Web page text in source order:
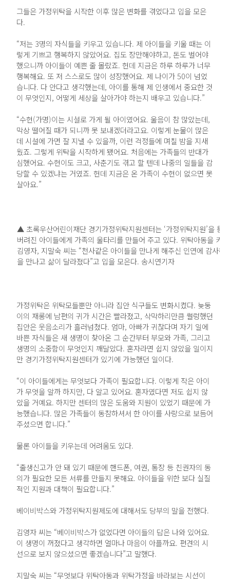
그들은 가정위탁을 시작한 이후 많은 변화를 겪었다고 입을 모은
다.
“저는 3명의 자식들을 키우고 있습니다. 제 아이들을 키울 때는 이
렇게 기쁘고 행복하지 않았어요. 집도 장만해야하고, 돈도 벌어야
했으니까 아이들이 예쁜 줄 몰랐죠. 헌데 지금은 하루 하루가 너무
행복해요. 또 저 스스로도 많이 성장했어요. 제 나이가 50이 넘었
습니다. 다 안다고 생각했는데, 아이를 통해 제 인생에서 중요한 것
이 무엇인지, 어떻게 세상을 살아가야 하는지 배우고 있습니다.”
“수현(가명)이는 시설로 가게 될 아이였어요. 울음이 참 많았는데,
막상 떨어질 때가 되니까 못 보내겠더라고요. 이렇게 눈물이 많은
데 시설에 가면 잘 지낼 수 있을까, 이런 걱정들에 며칠 밤을 지새
웠죠. 그렇게 위탁을 시작하게 됐어요. 처음에는 가족들의 반대가
심했어요. 수현이도 크고, 사춘기도 겪고 할 텐데 나중의 일들을 감
당할 수 있겠냐는 거였죠. 헌데 지금은 온 가족이 수현이 없으면 못
살아요.”
▲ 초록우산어린이재단 경기가정위탁지원센터는 ‘가정위탁지원’을 통
버려진 아이들에게 가족의 울타리를 만들어 주고 있다. 위탁아동을 키
김영자, 지말숙 씨는 “천사같은 아이들을 만나게 해주신 인연에 감사하
을 만나고 삶이 달라졌다”고 입을 모은다. 송시연기자
가정위탁은 위탁모들뿐만 아니라 집안 식구들도 변화시켰다. 늦둥
이의 재롱에 남편의 귀가 시간은 빨라졌고, 삭막하리만큼 썰렁했던
집안은 웃음소리가 흘러넘쳤다. 엄마, 아빠가 귀찮다며 자기 일에
바쁜 자식들은 새 생명이 찾아온 그 순간부터 부모와 가족, 그리고
생명의 소중함이 무엇인지 깨달았다. 혼자라면 쉽지 않았을 일이지
만 경기가정위탁지원센터가 있기에 가능했던 일이다.
“이 아이들에게는 무엇보다 가족이 필요합니다. 이렇게 작은 아이
가 무엇을 알까 하지만, 다 알고 있어요. 혼자였다면 저도 쉽지 않
았을 거예요. 하지만 센터의 많은 도움와 지원이 있었기 때문에 가
능했습니다. 많은 가족들이 동참하셔서 한 아이를 사랑으로 보듬어
주셨으면 합니다.”
물론 아이들을 키우는데 어려움도 있다.
“출생신고가 안 돼 있기 때문에 핸드폰, 여권, 통장 등 친권자의 동
의가 필요한 모든 서류를 만들지 못해요. 아이들을 위한 보다 실질
적인 지원과 대책이 필요합니다.”
베이비박스와 가정위탁지원제도에 대해서도 당부의 말을 전했다.
김영자 씨는 “베이비박스가 없었다면 아이들의 답은 나와 있어요.
이 생명이 꺼졌다고 생각하면 얼마나 마음이 아플까요. 편견의 시
선으로 보지 않으셨으면 좋겠습니다”고 말했다.
지말숙 씨는 “무엇보다 위탁아동과 위탁가정을 바라보는 시선이